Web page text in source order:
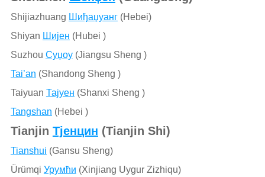
Shijiazhuang Шиђаџуанг(Hebei)
Shiyan Шијен (Hubei )
Suzhou Суџоу(Jiangsu Sheng )
Tai’an (Shandong Sheng )
Taiyuan Тајуен (Shanxi Sheng )
Tangshan (Hebei )
Tianjin Тјенцин (Tianjin Shi)
Tianshui (Gansu Sheng)
Ürümqi Урумћи (Xinjiang Uygur Zizhiqu)